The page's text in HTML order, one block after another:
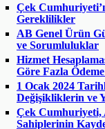
Çek
Gereklilikler
AB Genel Ürün
ve Sorumluluklar
Hizmet
Göre Fazla
1 Ocak 2024
Değişikliklerin ve
Çek Cumhuriyeti,
Sahiplerinin